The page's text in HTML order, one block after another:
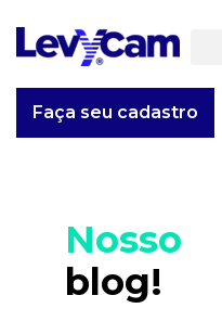
Faça seu cadastro
Nosso
blog!